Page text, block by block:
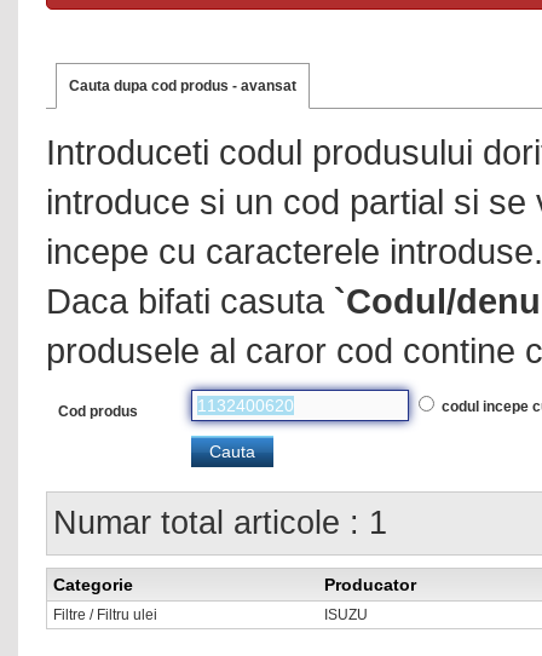
Cauta dupa cod produs - avansat
Introduceti codul produsului
introduce si un cod partial si
incepe cu caracterele introduse.
Daca bifati casuta `Codul/
produsele al caror cod contine
Cod produs codul incepe
Numar total articole : 1
Categorie Producator
Filtre / Filtru ulei ISUZU